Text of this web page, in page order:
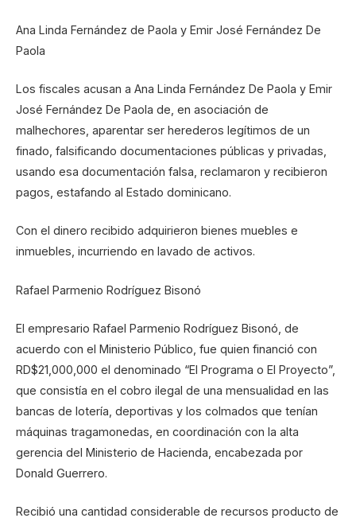
Ana Linda Fernández de Paola y Emir José Fernández De
Paola
Los fiscales acusan a Ana Linda Fernández De Paola y Emir
José Fernández De Paola de, en asociación de
malhechores, aparentar ser herederos legítimos de un
finado, falsificando documentaciones públicas y privadas,
usando esa documentación falsa, reclamaron y recibieron
pagos, estafando al Estado dominicano.
Con el dinero recibido adquirieron bienes muebles e
inmuebles, incurriendo en lavado de activos.
Rafael Parmenio Rodríguez Bisonó
El empresario Rafael Parmenio Rodríguez Bisonó, de
acuerdo con el Ministerio Público, fue quien financió con
RD$21,000,000 el denominado “El Programa o El Proyecto”,
que consistía en el cobro ilegal de una mensualidad en las
bancas de lotería, deportivas y los colmados que tenían
máquinas tragamonedas, en coordinación con la alta
gerencia del Ministerio de Hacienda, encabezada por
Donald Guerrero.
Recibió una cantidad considerable de recursos producto de